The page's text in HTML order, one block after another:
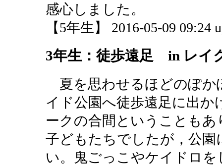
感心しました。
【5年生】 2016-05-09 09:24
3年生：徒歩遠足 in レイ
夏を思わせるほどのぽか
イド公園へ徒歩遠足に出
ークの合間ということも
子どもたちでしたが，公
い。鬼ごっこやケイドロ